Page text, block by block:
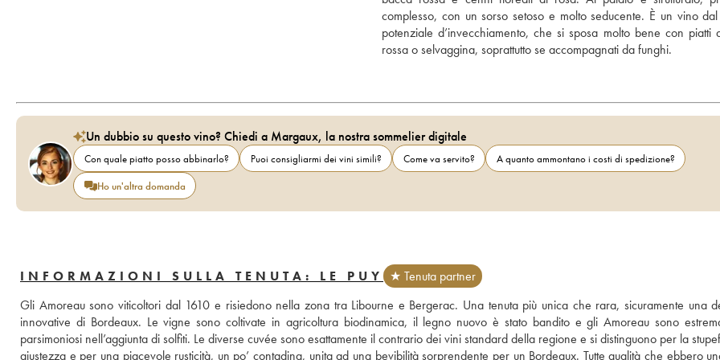
complesso, con un sorso setoso e molto seducente. È un vino
potenziale d’invecchiamento, che si sposa molto bene con piatti
rossa o selvaggina, soprattutto se accompagnati da funghi.
Un dubbio su questo vino? Chiedi a Margaux, la nostra sommelier digitale
Con quale piatto posso abbinarlo? Puoi consigliarmi dei vini simili? Come va servito?
A quanto ammontano i costi di spedizione?
Ho un'altra domanda
INFORMAZIONI SULLA TENUTA: LE PUY
★ Tenuta partner
Gli Amoreau sono viticoltori dal 1610 e risiedono nella zona tra Libourne e Bergerac. Una tenuta più unica che rara, sicuramente una
innovative di Bordeaux. Le vigne sono coltivate in agricoltura biodinamica, il legno nuovo è stato bandito e gli Amoreau sono
parsimoniosi nell’aggiunta di solfiti. Le diverse cuvée sono esattamente il contrario dei vini standard della regione e si distinguono per la
giustezza e per una piacevole rusticità, un po’ contadina, unita ad una bevibilità sorprendente per un Bordeaux. Tutte qualità che ebbero